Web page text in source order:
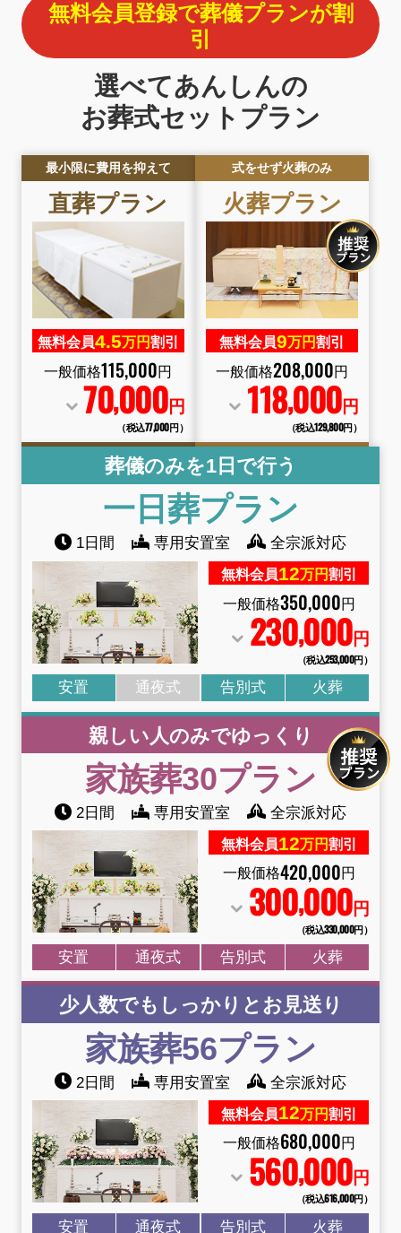
無料会員登録で葬儀プランが割
引
選べてあんしんの
お葬式セットプラン
最小限に費用を抑えて
直葬プラン
無料会員4.5万円割引
一般価格115,000円
70,000円
（税込77,000円）
式をせず火葬のみ
火葬プラン
無料会員9万円割引
一般価格208,000円
118,000円
（税込129,800円）
葬儀のみを1日で行う
一日葬プラン
1日間 専用安置室 全宗派対応
無料会員12万円割引
一般価格350,000円
230,000円
（税込253,000円）
安置 通夜式 告別式 火葬
親しい人のみでゆっくり
家族葬30プラン
2日間 専用安置室 全宗派対応
無料会員12万円割引
一般価格420,000円
300,000円
（税込330,000円）
安置 通夜式 告別式 火葬
少人数でもしっかりとお見送り
家族葬56プラン
2日間 専用安置室 全宗派対応
無料会員12万円割引
一般価格680,000円
560,000円
（税込616,000円）
安置 通夜式 告別式 火葬